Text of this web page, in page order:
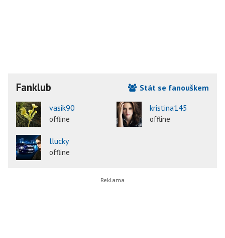
Fanklub
Stát se fanouškem
vasik90
offline
kristina145
offline
llucky
offline